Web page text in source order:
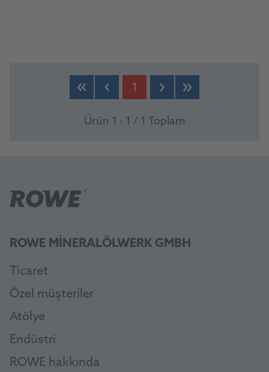
1
Ürün 1 - 1 / 1 Toplam
ROWE MINERALÖLWERK GMBH
Ticaret
Özel müşteriler
Atölye
Endüstri
ROWE hakkında